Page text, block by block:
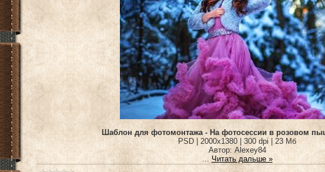
Шаблон для фотомонтажа - На фотосессии в розовом
PSD | 2000x1380 | 300 dpi | 23 Мб
Автор: Alexey84
... Читать дальше »